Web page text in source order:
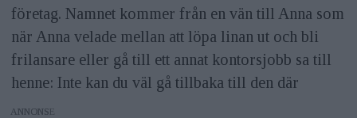
företag. Namnet kommer från en vän till Anna som
när Anna velade mellan att löpa linan ut och bli
frilansare eller gå till ett annat kontorsjobb sa till
henne: Inte kan du väl gå tillbaka till den där
ANNONS